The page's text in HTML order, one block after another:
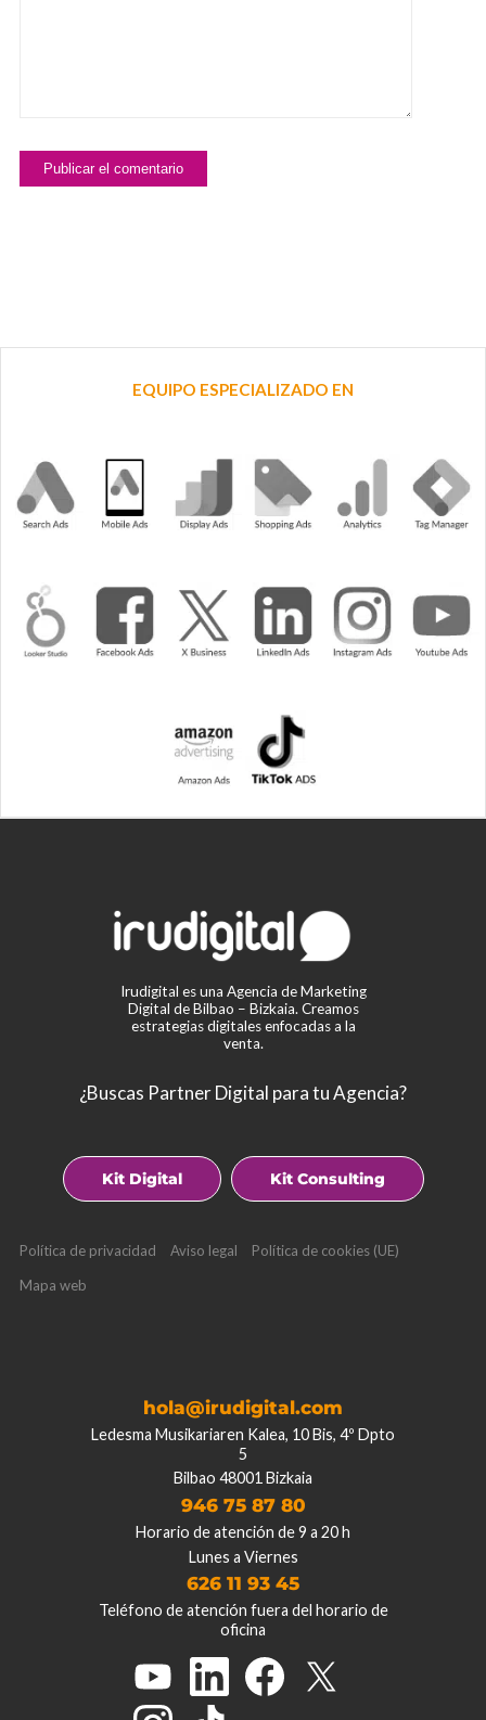
EQUIPO ESPECIALIZADO EN
Irudigital es una Agencia de Marketing
Digital de Bilbao – Bizkaia. Creamos
estrategias digitales enfocadas a la
venta.
¿Buscas Partner Digital para tu Agencia?
Kit Digital Kit Consulting
Política de privacidad Aviso legal
Política de cookies (UE)
Mapa web
hola@irudigital.com
Ledesma Musikariaren Kalea, 10 Bis, 4º Dpto
5
Bilbao 48001 Bizkaia
946 75 87 80
Horario de atención de 9 a 20 h
Lunes a Viernes
626 11 93 45
Teléfono de atención fuera del horario de
oficina